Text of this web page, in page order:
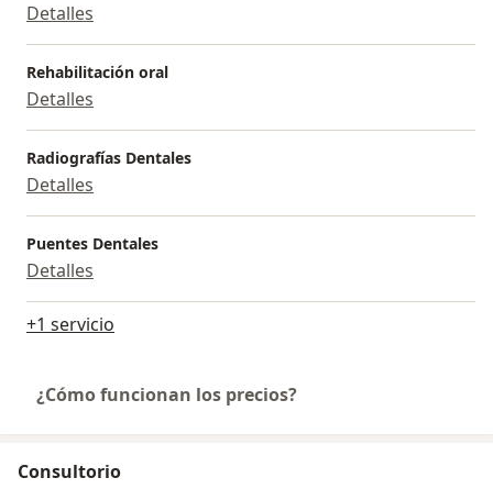
Detalles
Rehabilitación oral
Detalles
Radiografías Dentales
Detalles
Puentes Dentales
Detalles
+1 servicio
¿Cómo funcionan los precios?
Consultorio